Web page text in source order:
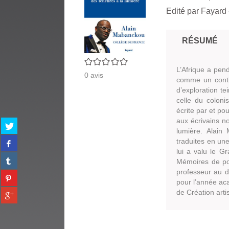
Partager
sur
twitter
(Nouvelle
fenêtre)
Partager
sur
facebook
(Nouvelle
fenêtre)
Partager
sur
tumblr
(Nouvelle
fenêtre)
Partager
sur
pinterest
(Nouvelle
Partager
sur
0/5
0 avis
Edité par Fayard
RÉSUMÉ
L’Afrique a
comme un
d’exploration
celle du
écrite par et
aux écrivains
lumière. Alain
traduites en
lui a valu le
Mémoires de
professeur au
pour l’année
de Création